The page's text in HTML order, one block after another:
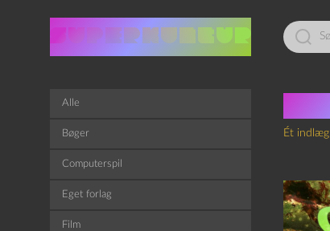
Led
efter:
Ét indlæg
Alle
Bøger
Computerspil
Eget forlag
Film